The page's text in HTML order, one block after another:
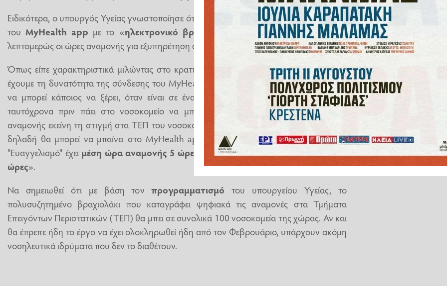
Ειδικότερα, ο υπουργός Υγείας γνωστοποίησε ότι εντός του μηνός θα γίνει η διασύνδεση
τουMyHealth app με το «ηλεκτρονικό βραχιολάκι
», όπου και θα αναφέρονται
λεπτομερώς οι ώρες αναμονής για εξυπηρέτηση στα Τμήματα Επειγόντων Περιστατικών.
Όπως είπε χαρακτηριστικά μιλώντας στο κρατικό ραδιόφωνο: «Μέσα στον Ιούνιο θα
έχουμε τη δυνατότητα της σύνδεσης του ΜyΗealth app με το «βραχιολάκι», έτσι ώστε
να μπορεί κάποιος να ξέρει, όταν είναι σε ένα νοσοκομείο πόσο θα περιμένει, αλλά
ταυτόχρονα πριν πάει στο νοσοκομείο να μπορεί να βλέπει τους μέσους χρόνους
αναμονής εκείνη τη στιγμή στα ΤΕΠ του νοσοκομείου που θέλει να πάει. Πριν ξεκινήσει
δηλαδή θα μπορεί να μπαίνει στο ΜyΗealth app και να βλέπει ότι π.χ. αν πάει στον
"Ευαγγελισμό" έχει μέση ώρα αναμονής 5 ώρες , ενώ αν πάει στην "Αγία Όλγα"έχει 2
ώρες».
Να σημειωθεί ότι με βάση τονπρογραμματισμό του υπουργείου Υγείας, το
πολυσυζητημένο βραχιολάκι που καταγράφει ψηφιακά τις αναμονές στα Τμήματα
Επειγόντων Περιστατικών (ΤΕΠ) θα μπει σε συνολικά 100 νοσοκομεία της χώρας. Αν και
θα έπρεπε ήδη το έργο να έχει ολοκληρωθεί ήδη από τον Φεβρουάριο, υπάρχουν ακόμη
νοσηλευτικά ιδρύματα που δεν το διαθέτουν.